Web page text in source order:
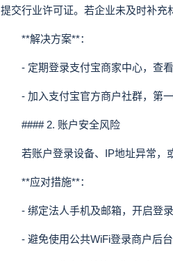
提交行业许可证。若企业未及时补充
**解决方案**：
- 定期登录支付宝商家中心，查看“
- 加入支付宝官方商户社群，第一
#### 2. 账户安全风险
若账户登录设备、IP地址异常，或
**应对措施**：
- 绑定法人手机及邮箱，开启登录
- 避免使用公共WiFi登录商户后台